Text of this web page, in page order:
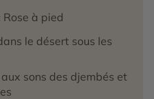
à pied
le désert sous les
sons des djembés et